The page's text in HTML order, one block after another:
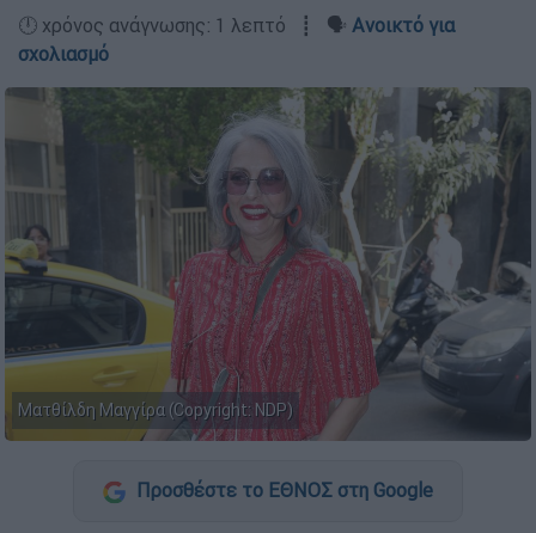
🕛 χρόνος ανάγνωσης: 1 λεπτό ┋ 🗣️ Ανοικτό για
σχολιασμό
Ματθίλδη Μαγγίρα (Copyright: NDP)
Προσθέστε το ΕΘΝΟΣ στη Google